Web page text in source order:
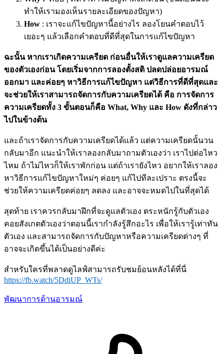
ทำให้เรามองเห็นรายละเอียดของปัญหา)
How : เราจะแก้ไขปัญหานี้อย่างไร ลองโยนคำตอบไว้
เยอะๆ แล้วเลือกคำตอบที่ดีที่สุดในการแก้ไขปัญหา
ฉะนั้น หากเราเกิดความเครียด ก่อนอื่นให้เราดูแลความเครียด
ของตัวเองก่อน โดยเริ่มจากการลองตั้งสติ ปลดปล่อยอารมณ์
ออกมา และค่อยๆ หาวิธีการแก้ไขปัญหา แต่วิธีการที่ดีที่สุดและ
จะช่วยให้เราสามารถจัดการกับความเครียดได้ คือ การจัดการ
ความเครียดทั้ง 3 ขั้นตอนก็คือ What, Why และ How ดังที่กล่าว
ไปในข้างต้น
และถ้าเราจัดการกับความเครียดได้แล้ว แต่ความเครียดนั้นวน
กลับมาอีก แนะนำให้เราลองกลับมาถามตัวเองว่า เราไปต่อไหว
ไหม ถ้าไม่ไหวก็ให้เราพักก่อน แต่ถ้าเรายังไหว อยากให้เราลอง
หาวิธีการแก้ไขปัญหาใหม่ๆ ค่อยๆ แก้ไปทีละเปราะ ตรงนี้จะ
ช่วยให้ความเครียดค่อยๆ ลดลง และอาจจะหมดไปในที่สุดได้
สุดท้าย เราควรกลับมาฝึกที่จะดูแลตัวเอง ตระหนักรู้กับตัวเอง
คอยสังเกตตัวเองว่าตอนนี้เรากำลังรู้สึกอะไร เพื่อให้เรารู้เท่าทัน
ตัวเอง และสามารถจัดการกับปัญหาหรือความเครียดต่างๆ ที่
อาจจะเกิดขึ้นได้เป็นอย่างดีค่ะ
สำหรับใครที่พลาดดูไลฟ์สามารถรับชมย้อนหลังได้ที่นี่
https://fb.watch/5DdiUP_WTs/
พัฒนาการด้านอารมณ์